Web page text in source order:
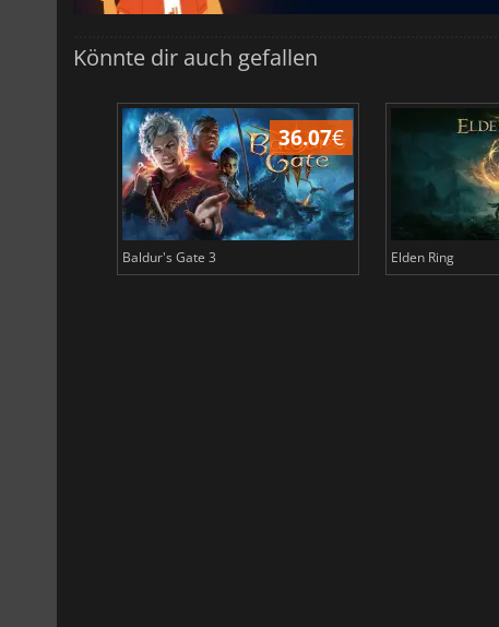
Könnte dir auch gefallen
36.07€
Baldur's Gate 3 Elden Ring